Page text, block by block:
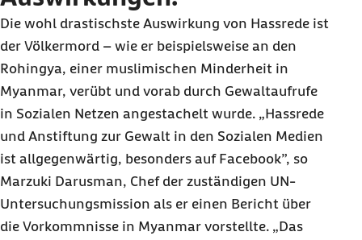
Die wohl drastischste Auswirkung von Hassrede ist
der Völkermord – wie er beispielsweise an den
Rohingya, einer muslimischen Minderheit in
Myanmar, verübt und vorab durch Gewaltaufrufe
in Sozialen Netzen angestachelt wurde. „Hassrede
und Anstiftung zur Gewalt in den Sozialen Medien
ist allgegenwärtig, besonders auf Facebook”, so
Marzuki Darusman, Chef der zuständigen UN-
Untersuchungsmission als er einen Bericht über
die Vorkommnisse in Myanmar vorstellte. „Das